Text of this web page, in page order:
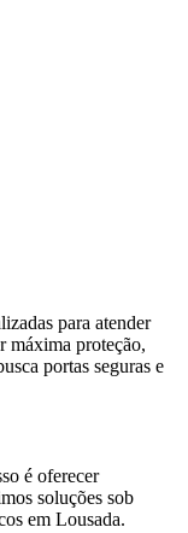
para atender
máxima proteção,
portas seguras e
é oferecer
soluções sob
em Lousada.